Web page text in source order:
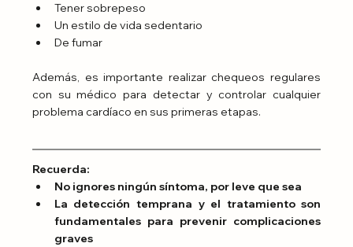
Tener sobrepeso
Un estilo de vida sedentario
De fumar
Además, es importante realizar chequeos regulares
con su médico para detectar y controlar cualquier
problema cardíaco en sus primeras etapas.
Recuerda:
No ignores ningún síntoma, por leve que sea
La detección temprana y el tratamiento son
fundamentales para prevenir complicaciones
graves